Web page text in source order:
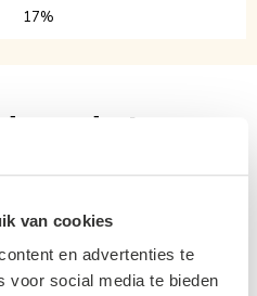
van cookies
en advertenties te
voor social media te bieden
17%
producten
of the carousel is possible